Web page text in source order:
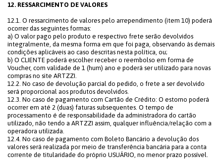
12. RESSARCIMENTO DE VALORES
12.1. O ressarcimento de valores pelo arrependimento (item 10) poderá
ocorrer das seguintes formas:
a) O valor pago pelo produto e respectivo frete serão devolvidos
integralmente, da mesma forma em que foi paga, observando às demais
condições aplicáveis ao caso descritas nesta política, ou;
b) O CLIENTE poderá escolher receber o reembolso em forma de
Voucher, com validade de 1 (hum) ano e poderá ser utilizado para novas
compras no site ARTZZI.
12.2. No caso de devolução parcial do pedido, o frete a ser devolvido
será proporcional aos produtos devolvidos.
12.3. No caso de pagamento com Cartão de Crédito: O estorno poderá
ocorrer em até 2 (duas) faturas subsequentes. O tempo de
processamento é de responsabilidade da administradora do cartão
utilizado, não tendo a ARTZZI assim, qualquer influência/relação com a
operadora utilizada.
12.4. No caso de pagamento com Boleto Bancário a devolução dos
valores será realizada por meio de transferência bancária para a conta
corrente de titularidade do próprio USUÁRIO, no menor prazo possível.